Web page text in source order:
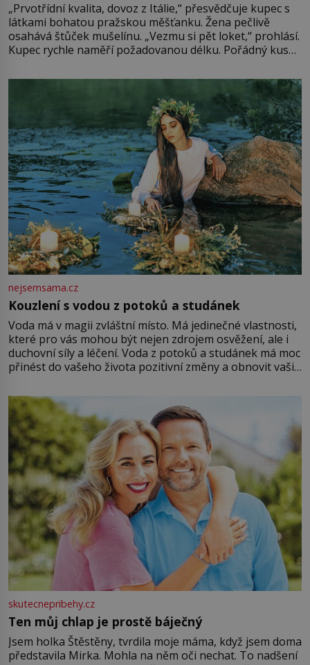
„Prvotřídní kvalita, dovoz z Itálie,“ přesvědčuje kupec s
látkami bohatou pražskou měšťanku. Žena pečlivě
osahává štůček mušelínu. „Vezmu si pět loket,“ prohlásí.
Kupec rychle naměří požadovanou délku. Pořádný kus
milostpaní. Stačí jenom na sukni,“ zhodnotí švadlena
množství růžového mušelínu. „Ošidili vás, podívejte.“
nejsemsama.cz
Kouzlení s vodou z potoků a studánek
Voda má v magii zvláštní místo. Má jedinečné vlastnosti,
které pro vás mohou být nejen zdrojem osvěžení, ale i
duchovní síly a léčení. Voda z potoků a studánek má moc
přinést do vašeho života pozitivní změny a obnovit vaši
můžete obohatit své rituály a přinést do svého života
větší harmonii a klid. Je důležité
skutecnepribehy.cz
Ten můj chlap je prostě báječný
Jsem holka Štěstěny, tvrdila moje máma, když jsem doma
představila Mirka. Mohla na něm oči nechat. To nadšení